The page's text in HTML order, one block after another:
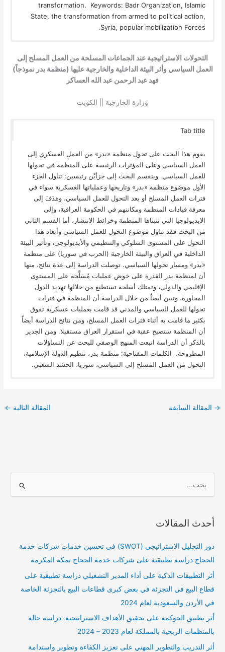
transformation. Keywords: Badr Organization, Islamic
State, the transformation from armed to political action,
Syria, popular mobilization Forces.
التحولات الاستراتيجية عند الجماعات المسلحة من العمل المسلح إلى
العمل السياسي وأثر البيئة الداخلية والخارجية عليها (منظمة بدر نموذجاً)
فهد عبد الرحمن عبد الله العساكر
وزارة الخارجية || الكويت
Tab title
يقوم هذا البحث على تحول منظمة «بدر» من العمل العسكري إلى
العمل السياسي وعلى المؤثرات الرئيسة على المنظمة في تحولها
للعمل السياسي. وينقسم البحث إلى جزأيْن رئيسين: تناول الجزء
الأول موضوع منظمة «بدر» وتاريخها وعملياتها العسكرية سواء في
فترات العمل المسلح أو بعد التحول للعمل السياسي، وهدَفَ إلى
معرفة قيادات المنظمة ومكانتهم في الحكومة العراقية، وإلى
الايديولوجيا التي تتبناها المنظمة وخرائط الانتشار، أما القسم الثاني
من البحث فقد تناول موضوع التحول للعمل السياسي وأبعاد هذا
التحول على المستوى السلوكي والتنظيمي والأيديولوجي، وتأثير البيئة
الداخلية في العراق والبيئة الخارجية (الحرب في سوريا) على منظمة
«بدر» ومسار تحولها السياسي. توصلت الدراسة إلى عدة نتائج، منها
أن لمنظمة بدر القدرة على خوض عمليات مُسَلَّحة على المستوى
الإقليمي والدولي، وتمتلك أسلحة تستطيع من خلالها تهديد الدول
المجاورة، وتبين أيضاً من خلال الدراسة أن المنظمة في فترات
تحولها للعمل السياسي والمدني قد قامت بعمليات عسكرية تفوق
بكثير ما قامت به أثناء فترات العمل المسلح، ومن نتائج الدراسة أيضاً
أن المنظمة ستصبح عقبة في استقرار العراق مستقبلا. ومن الجدير
بالذكر أن الدراسة اتبعت المنهج الوصفي للبحث عن التساؤلات
المطروحة. الكلمات المفتاحية: منظمة بدر، تنظيم الدولة الإسلامية،
التحول من العمل المسلح إلى السياسي، سوريا، الحشد الشعبي.
→ المقالة السابقة المقالة التالية ←
ح
أحدث المقالات
دور التحليل الاستراتيجي (SWOT) في تحسين خدمات شركات خدمة
الحجاج دراسة تطبيقية على شركات خدمة الحجاج بمكة المكرمة
أثر التطبيقات الذكية على أداء المدير التشغيلي دراسة تطبيقية على
قطاع البيع في التجزئة في بعض كبرى قطاعات البيع بالتجزئة الخاصة
في الأردن والسعودية لعام 2024
أثر تطبيق الحوكمة على تحقيق الأهداف الاستراتيجية: دراسة حالة
بالمنظمات الربحية بالمملكة لعام 2023 – 2024
أثر التدريب والتطوير المهني على تعزيز الكفاءة وتطوير واستدامة